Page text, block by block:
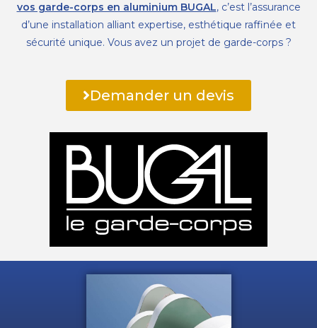
vos garde-corps en aluminium BUGAL, c’est l’assurance
d’une installation alliant expertise, esthétique raffinée et
sécurité unique. Vous avez un projet de garde-corps ?
Demander un devis